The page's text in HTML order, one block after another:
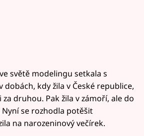
světě modelingu setkala s
dobách, kdy žila v České republice,
druhou. Pak žila v zámoří, ale do
se rozhodla potěšit
na narozeninový večírek.